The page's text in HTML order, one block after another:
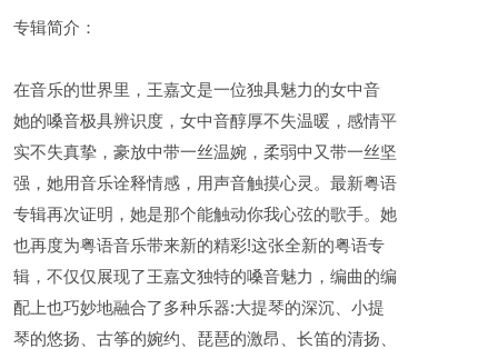
专辑简介：
在音乐的世界里，王嘉文是一位独具魅力的女中音
她的嗓音极具辨识度，女中音醇厚不失温暖，感情平
实不失真挚，豪放中带一丝温婉，柔弱中又带一丝坚
强，她用音乐诠释情感，用声音触摸心灵。最新粤语
专辑再次证明，她是那个能触动你我心弦的歌手。她
也再度为粤语音乐带来新的精彩!这张全新的粤语专
辑，不仅仅展现了王嘉文独特的嗓音魅力，编曲的编
配上也巧妙地融合了多种乐器:大提琴的深沉、小提
琴的悠扬、古筝的婉约、琵琶的激昂、长笛的清扬、